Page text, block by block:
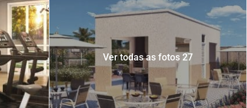
Ver todas as fotos 27